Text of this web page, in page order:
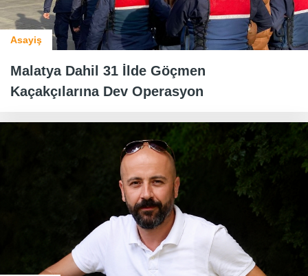
Asayiş
Malatya Dahil 31 İlde Göçmen
Kaçakçılarına Dev Operasyon